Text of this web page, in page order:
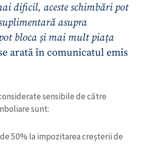
dificil, aceste schimbări pot
asupra
bloca și mai mult piața
arată în comunicatul emis
sensibile de către
sunt:
50% la impozitarea creșterii de